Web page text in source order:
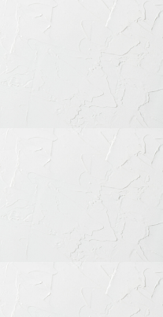
点と当院のサ
長期的な治療です。治療
磨きのしづらさなどが生じ
に過ごしていただくための